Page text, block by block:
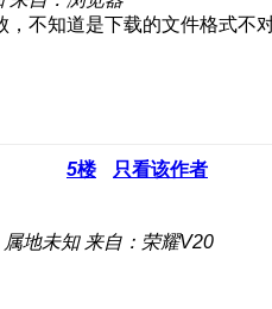
不知道是下载的文件格式不
5楼 只看该作者
属地未知 来自：荣耀V20